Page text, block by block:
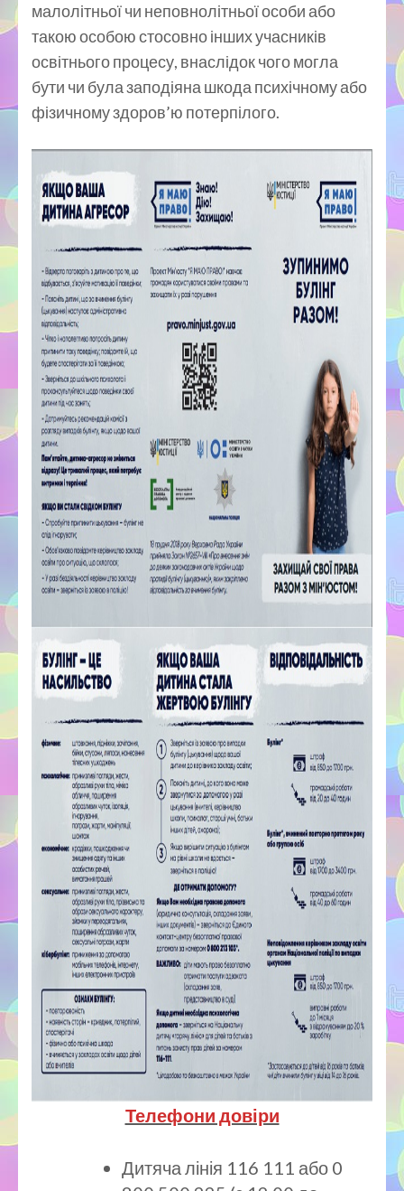
малолітньої чи неповнолітньої особи або
такою особою стосовно інших учасників
освітнього процесу, внаслідок чого могла
бути чи була заподіяна шкода психічному або
фізичному здоров’ю потерпілого.
Телефони довіри
Дитяча лінія 116 111 або 0